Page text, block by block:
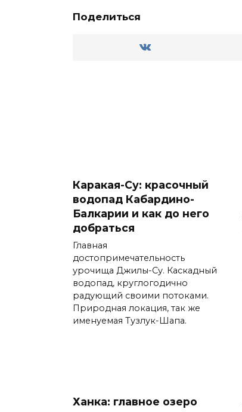
Поделиться
Каракая-Су: красочный
водопад Кабардино-
Балкарии и как до него
добраться
Главная
достопримечательность
урочища Джилы-Су. Каскадный
водопад, круглогодично
радующий своими потоками.
Природная локация, так же
именуемая Тузлук-Шапа.
Ханка: главное озеро